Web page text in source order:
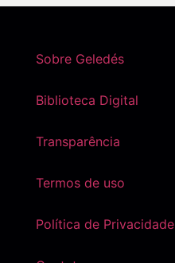
Sobre Geledés
Biblioteca Digital
Transparência
Termos de uso
Política de Privacidade